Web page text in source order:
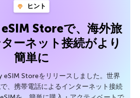
ヒント
Storeで、海外旅
ーネット接続がより
簡単に
eSIM Storeをリリースしました。世界
、携帯電話によるインターネット接続